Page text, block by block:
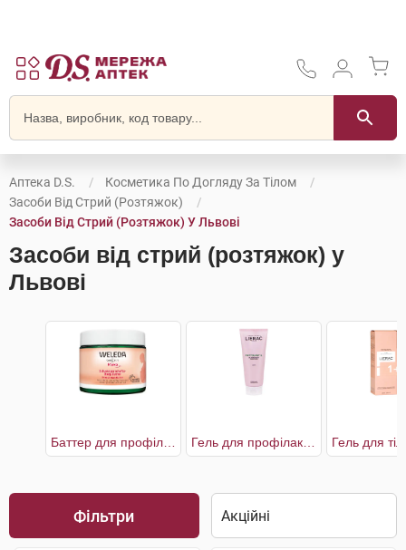
Аптека D.S.
Косметика По Догляду За Тілом
Засоби Від Стрий (розтяжок)
Засоби Від Стрий (розтяжок) У Львові
Засоби від стрий (розтяжок) у
Львові
Фільтри